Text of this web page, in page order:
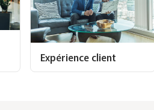
Expérience client